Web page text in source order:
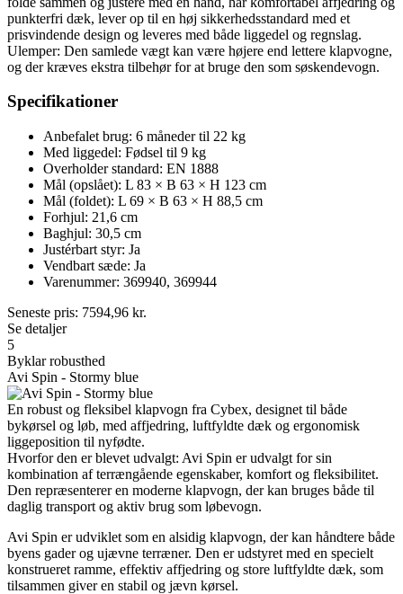
punkterfri dæk, lever op til en høj sikkerhedsstandard med et
prisvindende design og leveres med både liggedel og regnslag.
Ulemper: Den samlede vægt kan være højere end lettere klapvogne,
og der kræves ekstra tilbehør for at bruge den som søskendevogn.
Specifikationer
Anbefalet brug: 6 måneder til 22 kg
Med liggedel: Fødsel til 9 kg
Overholder standard: EN 1888
Mål (opslået): L 83 × B 63 × H 123 cm
Mål (foldet): L 69 × B 63 × H 88,5 cm
Forhjul: 21,6 cm
Baghjul: 30,5 cm
Justérbart styr: Ja
Vendbart sæde: Ja
Varenummer: 369940, 369944
Seneste pris: 7594,96 kr.
Se detaljer
5
Byklar robusthed
Avi Spin - Stormy blue
En robust og fleksibel klapvogn fra Cybex, designet til både
bykørsel og løb, med affjedring, luftfyldte dæk og ergonomisk
liggeposition til nyfødte.
Hvorfor den er blevet udvalgt: Avi Spin er udvalgt for sin
kombination af terrængående egenskaber, komfort og fleksibilitet.
Den repræsenterer en moderne klapvogn, der kan bruges både til
daglig transport og aktiv brug som løbevogn.
Avi Spin er udviklet som en alsidig klapvogn, der kan håndtere både
byens gader og ujævne terræner. Den er udstyret med en specielt
konstrueret ramme, effektiv affjedring og store luftfyldte dæk, som
tilsammen giver en stabil og jævn kørsel.